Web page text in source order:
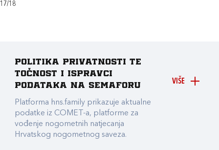
17/18
VIŠE
Politika privatnosti te
točnost i ispravci
podataka na Semaforu
Platforma hns.family prikazuje aktualne
podatke iz COMET-a, platforme za
vođenje nogometnih natjecanja
Hrvatskog nogometnog saveza.